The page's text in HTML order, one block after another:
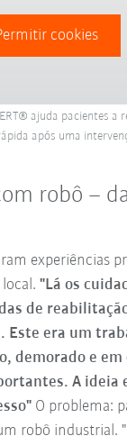
cookies
ajuda pacientes a
após uma
robô –
experiências
local."Lá os
de
Este era um
demorado e
A ideia
O problema:
robô industrial.